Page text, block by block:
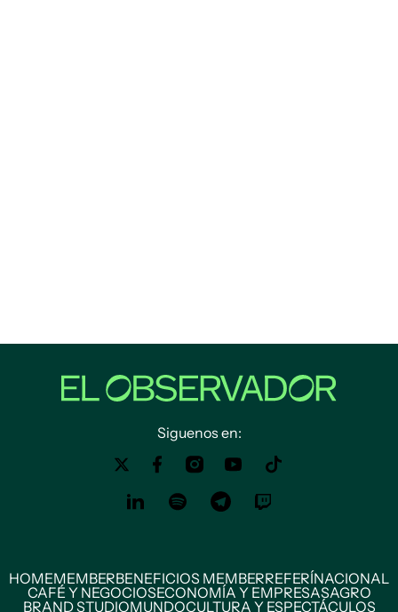
Siguenos en:
HOMEMEMBERBENEFICIOS MEMBERREFERÍNACIONAL
CAFÉ Y NEGOCIOSECONOMÍA Y EMPRESASAGRO
BRAND STUDIOMUNDOCULTURA Y ESPECTÁCULOS